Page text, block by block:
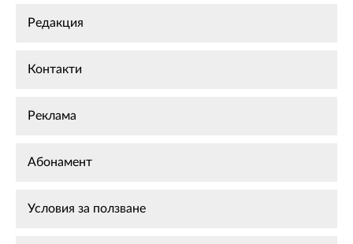
Редакция
Контакти
Реклама
Абонамент
Условия за ползване